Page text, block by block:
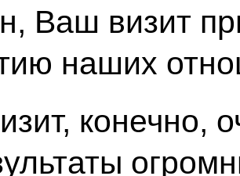
Ваш визит
наших
конечно,